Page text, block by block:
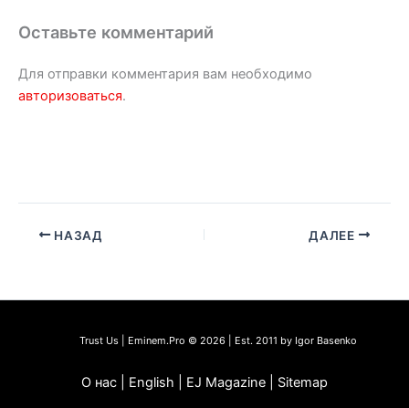
Оставьте комментарий
Для отправки комментария вам необходимо
авторизоваться.
НАЗАД ДАЛЕЕ
Trust Us | Eminem.Pro © 2026 | Est. 2011 by Igor Basenko
О нас | English | EJ Magazine | Sitemap